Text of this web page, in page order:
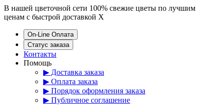
В нашей цветочной сети 100% свежие цветы по лучшим
ценам с быстрой доставкой X
On-Line Оплата
Статус заказа
Контакты
Помощь
▶ Доставка заказа
▶ Оплата заказа
▶ Порядок оформления заказа
▶ Публичное соглашение